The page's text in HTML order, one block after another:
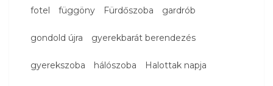
fotel függöny Fürdőszoba gardrób
gondold újra gyerekbarát berendezés
gyerekszoba hálószoba Halottak napja